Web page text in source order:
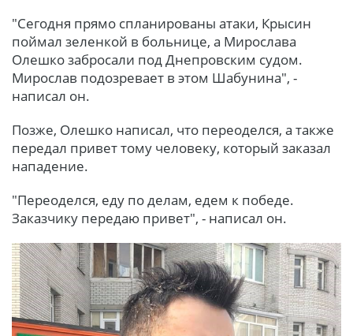
"Сегодня прямо спланированы атаки, Крысин
поймал зеленкой в ​​больнице, а Мирослава
Олешко забросали под Днепровским судом.
Мирослав подозревает в этом Шабунина", -
написал он.
Позже, Олешко написал, что переоделся, а также
передал привет тому человеку, который заказал
нападение.
"Переоделся, еду по делам, едем к победе.
Заказчику передаю привет", - написал он.